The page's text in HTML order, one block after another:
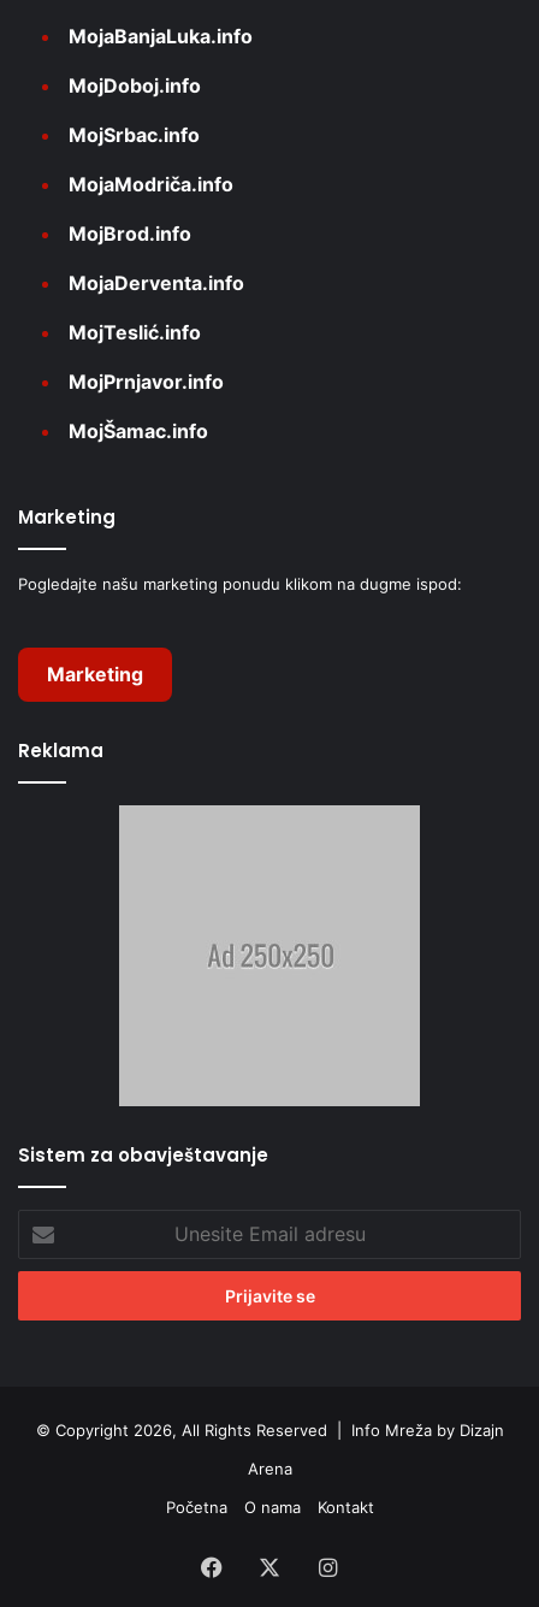
MojaBanjaLuka.info
MojDoboj.info
MojSrbac.info
MojaModriča.info
MojBrod.info
MojaDerventa.info
MojTeslić.info
MojPrnjavor.info
MojŠamac.info
Marketing
Pogledajte našu marketing ponudu klikom na dugme ispod:
Marketing
Reklama
Sistem za obavještavanje
Email
adresu
© Copyright 2026, All Rights Reserved | Info Mreža by Dizajn
Arena
Početna
O nama Kontakt
Facebook Instagram